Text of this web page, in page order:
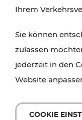
Ihrem
Sie können
zulassen
jederzeit in den
Website
COOKIE